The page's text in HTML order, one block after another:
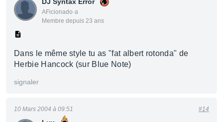
AFicionado·a
Membre depuis 23 ans
Dans le même style tu as "fat albert rotonda" de
Herbie Hancock (sur Blue Note)
signaler
10 Mars 2004 à 09:51 #14